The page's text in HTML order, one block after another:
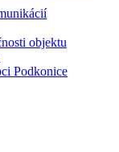
objektu
Podkonice